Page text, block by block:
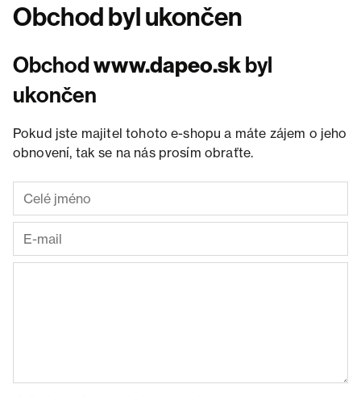
Obchod byl ukončen
Obchodwww.dapeo.skbyl
ukončen
Pokud jste majitel tohoto e-shopu a máte zájem o jeho
obnovení, tak se na nás prosím obraťte.